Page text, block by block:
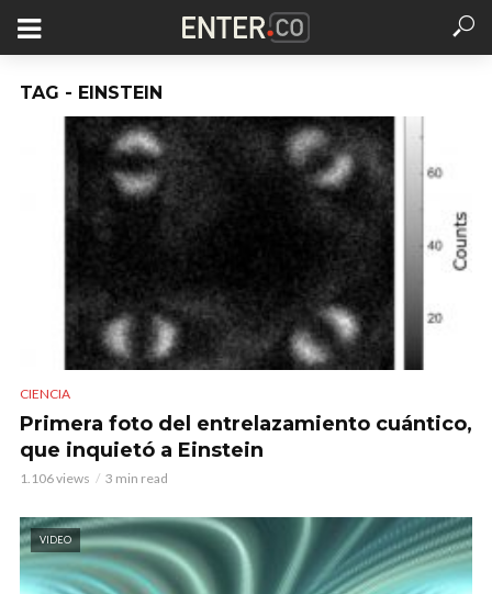
TAG - EINSTEIN
CIENCIA
Primera foto del entrelazamiento cuántico,
que inquietó a Einstein
1.106 views 3 min read
VIDEO